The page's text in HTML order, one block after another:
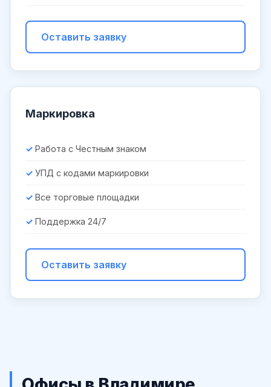
Оставить заявку
Маркировка
Работа с Честным знаком
УПД с кодами маркировки
Все торговые площадки
Поддержка 24/7
Оставить заявку